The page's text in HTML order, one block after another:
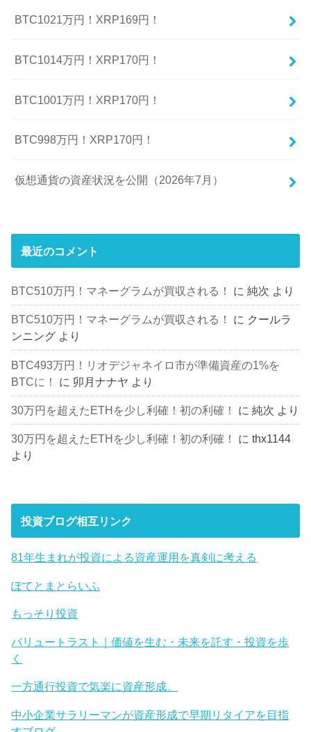
BTC1021万円！XRP169円！
BTC1014万円！XRP170円！
BTC1001万円！XRP170円！
BTC998万円！XRP170円！
仮想通貨の資産状況を公開（2026年7月）
最近のコメント
BTC510万円！マネーグラムが買収される！ に純次 より
BTC510万円！マネーグラムが買収される！ に クールラ
ンニング より
BTC493万円！リオデジャネイロ市が準備資産の1%を
BTCに！
に 卯月ナナヤ より
30万円を超えたETHを少し利確！初の利確！ に純次 より
30万円を超えたETHを少し利確！初の利確！ にthx1144
より
投資ブログ相互リンク
81年生まれが投資による資産運用を真剣に考える
ぽてとまとらいふ
もっそり投資
バリュートラスト｜価値を生む・未来を託す・投資を歩
く
一方通行投資で気楽に資産形成。
中小企業サラリーマンが資産形成で早期リタイアを目指